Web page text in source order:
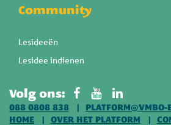
Community
Lesideeën
Lesidee indienen
Volg ons:
088 0808 838
HOME
OVER HET PLATFORM